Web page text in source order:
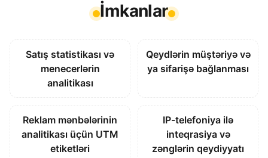
İmkanlar
Satış statistikası və
menecerlərin
analitikası
Qeydlərin müştəriyə və
ya sifarişə bağlanması
Reklam mənbələrinin
analitikası üçün UTM
etiketləri
IP-telefoniya ilə
inteqrasiya və
zənglərin qeydiyyatı